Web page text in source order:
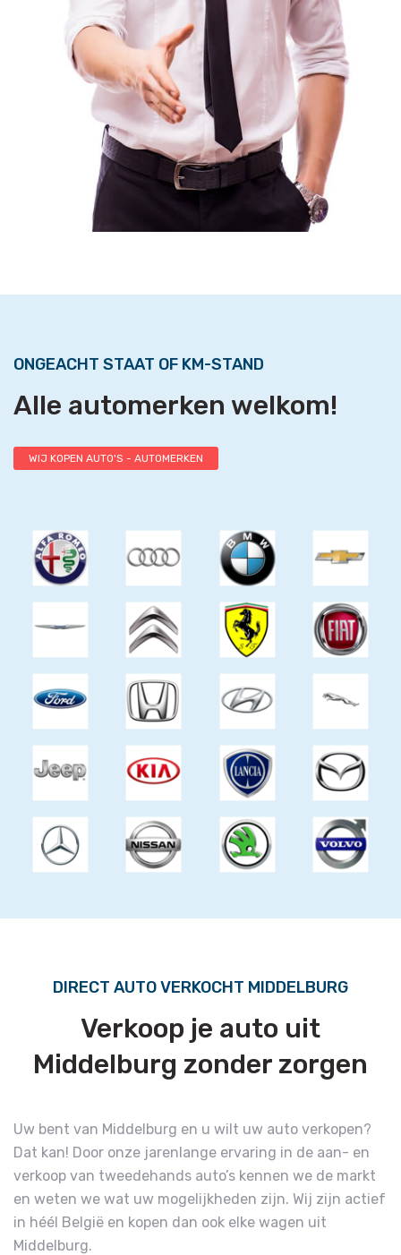
ONGEACHT STAAT OF KM-STAND
Alle automerken welkom!
WIJ KOPEN AUTO'S - AUTOMERKEN
DIRECT AUTO VERKOCHT MIDDELBURG
Verkoop je auto uit
Middelburg zonder zorgen
Uw bent van Middelburg en u wilt uw auto verkopen?
Dat kan! Door onze jarenlange ervaring in de aan- en
verkoop van tweedehands auto’s kennen we de markt
en weten we wat uw mogelijkheden zijn. Wij zijn actief
in héél België en kopen dan ook elke wagen uit
Middelburg.